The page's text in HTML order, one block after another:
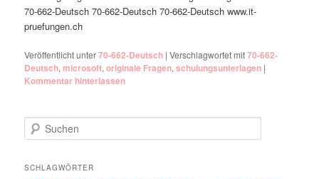
70-662-Deutsch 70-662-Deutsch 70-662-Deutsch www.it-
pruefungen.ch
Veröffentlicht unter70-662-Deutsch |Verschlagwortet mit70-662-
Deutsch,microsoft,originale Fragen,schulungsunterlagen |
Kommentar hinterlassen
Suchen
SCHLAGWÖRTER